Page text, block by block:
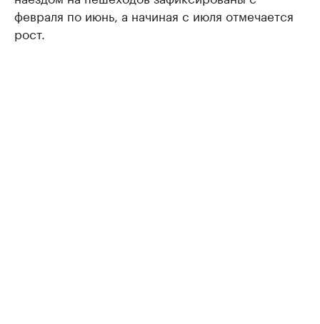
февраля по июнь, а начиная с июля отмечается
рост.